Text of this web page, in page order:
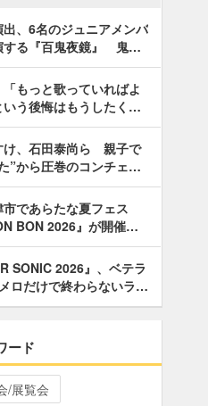
、6名のジュニアメンバ
する『百鬼夜鏡』 鬼…
もっと歌っていればよ
いう後悔はもうしたく…
け、石田泰尚ら 親子で
”から圧巻のコンチェ…
であらたな夏フェス
BON 2026』が開催…
SONIC 2026』、ベテラ
ロだけで終わらないラ…
ード
/展覧会